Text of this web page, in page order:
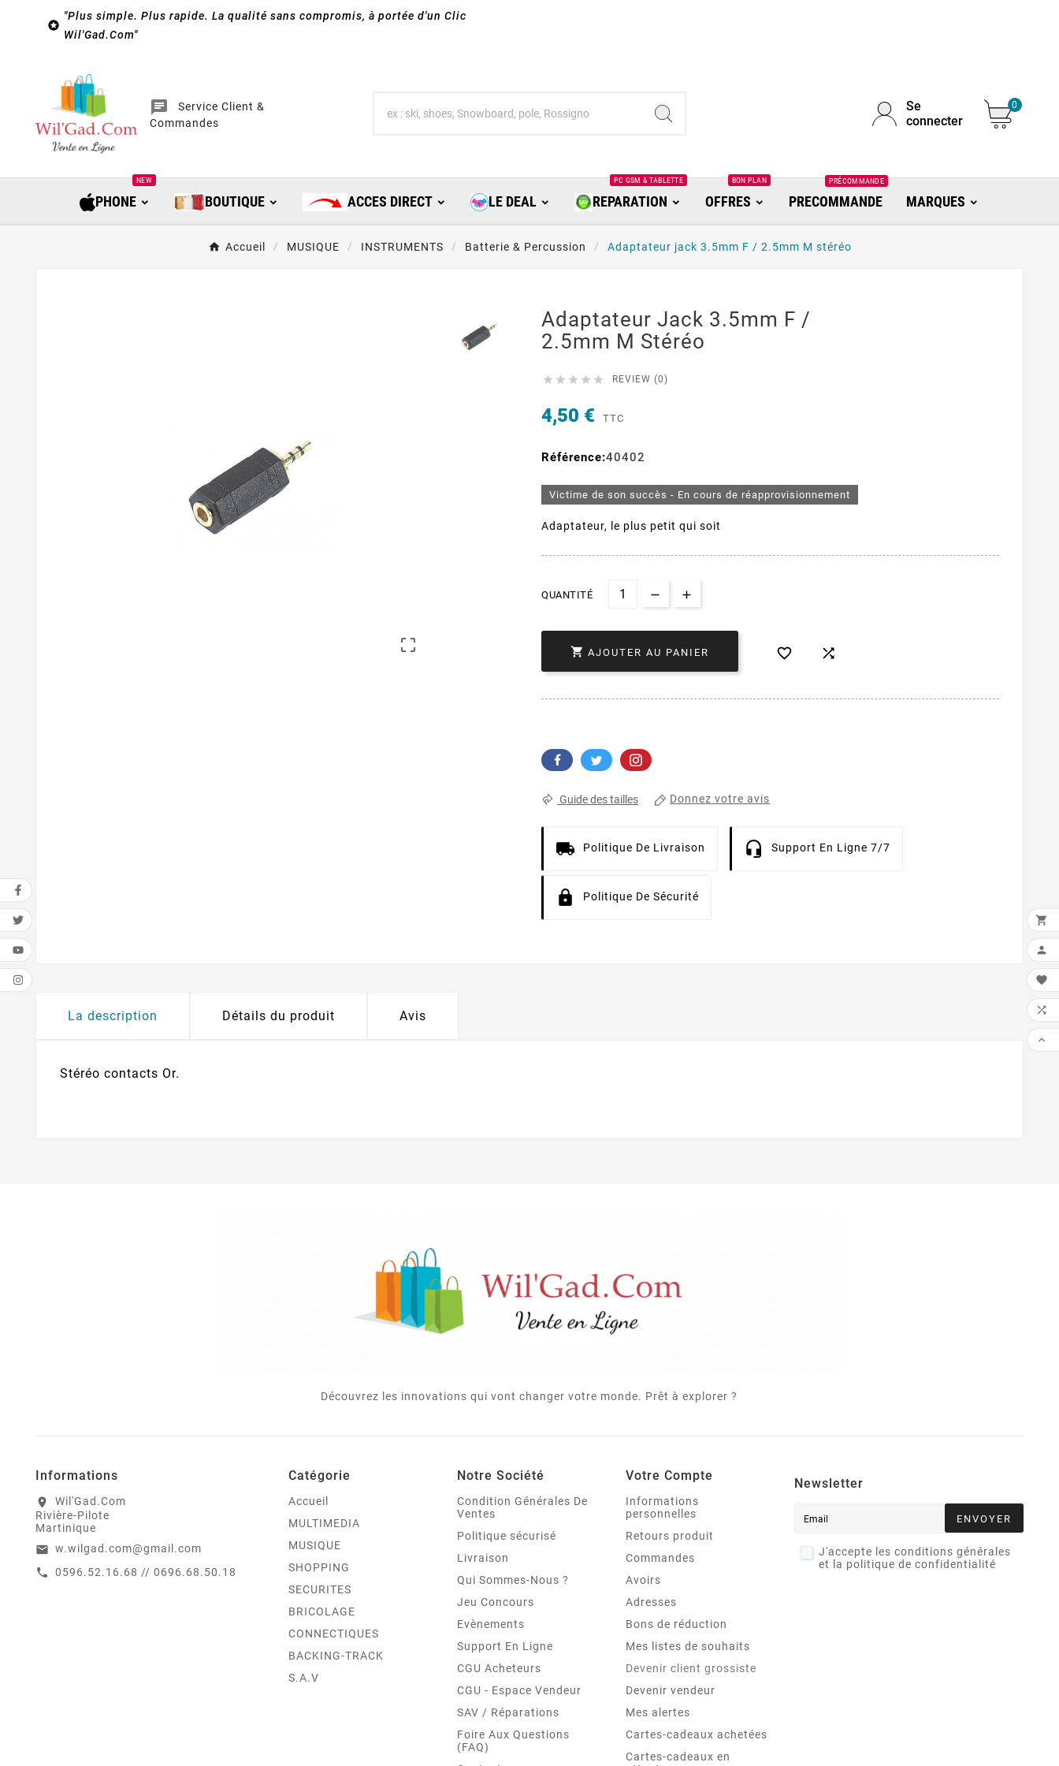

"Plus simple. Plus rapide. La qualité sans compromis, à portée d'un Clic
Wil'Gad.Com"
chat
Service Client &
Commandes
Se
connecter
0
PHONE
NEW
BOUTIQUE ACCES DIRECT LE DEAL REPARATION
PC GSM & TABLETTE
OFFRES
BON PLAN
PRECOMMANDE
PRÉCOMMANDE
MARQUES
Accueil MUSIQUE INSTRUMENTS Batterie & Percussion Adaptateur jack 3.5mm F / 2.5mm M stéréo

Adaptateur Jack 3.5mm F /
2.5mm M Stéréo
     REVIEW (0)
4,50 € TTC
Référence:40402
Victime de son succès - En cours de réapprovisionnement
Adaptateur, le plus petit qui soit
QUANTITÉ
 AJOUTER AU PANIER  
Guide des tailles Donnez votre avis
Politique De Livraison Support En Ligne 7/7
Politique De Sécurité
La description Détails du produit Avis
Stéréo contacts Or.
Découvrez les innovations qui vont changer votre monde. Prêt à explorer ?
Informations
location_on
Wil'Gad.Com
Rivière-Pilote
Martinique
email w.wilgad.com@gmail.com
call 0596.52.16.68 // 0696.68.50.18
Catégorie
Accueil
MULTIMEDIA
MUSIQUE
SHOPPING
SECURITES
BRICOLAGE
CONNECTIQUES
BACKING-TRACK
S.A.V
Notre Société
Condition Générales De
Ventes
Politique sécurisé
Livraison
Qui Sommes-Nous ?
Jeu Concours
Evènements
Support En Ligne
CGU Acheteurs
CGU - Espace Vendeur
SAV / Réparations
Foire Aux Questions
(FAQ)
Votre Compte
Informations
personnelles
Retours produit
Commandes
Avoirs
Adresses
Bons de réduction
Mes listes de souhaits
Devenir client grossiste
Devenir vendeur
Mes alertes
Cartes-cadeaux achetées
Cartes-cadeaux en
Newsletter
ENVOYER
J'accepte les conditions générales
et la politique de confidentialité




